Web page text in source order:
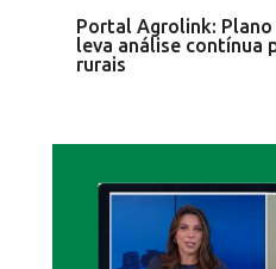
Portal Agrolink:
leva análise contínua
rurais